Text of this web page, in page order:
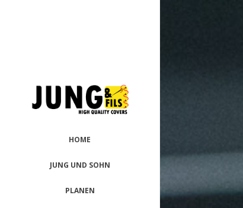
HOME
JUNG UND SOHN
PLANEN